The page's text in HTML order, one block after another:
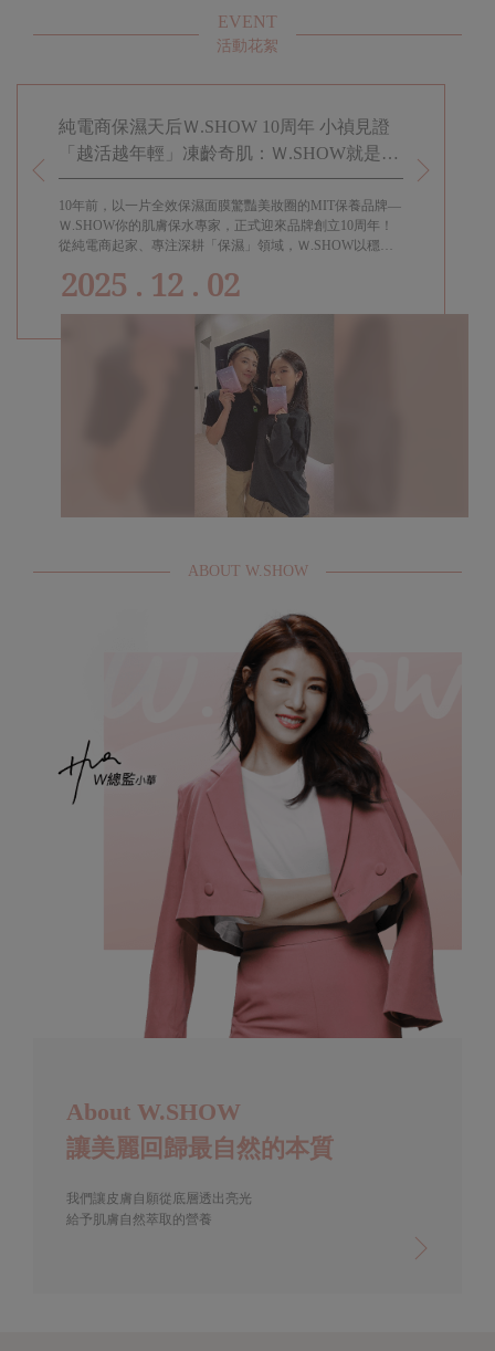
EVENT
活動花絮
純電商保濕天后Ｗ.SHOW 10周年 小禎見證
「越活越年輕」凍齡奇肌：Ｗ.SHOW就是給
女兒的傳家寶
10年前，以一片全效保濕面膜驚豔美妝圈的MIT保養品牌—
Ｗ.SHOW你的肌膚保水專家，正式迎來品牌創立10周年！
從純電商起家、專注深耕「保濕」領域，Ｗ.SHOW以穩定
言人小禎見證品牌十年蛻變的美麗歷程，她自2015年代言至
2025 . 12 . 02
ABOUT W.SHOW
About W.SHOW
讓美麗回歸最自然的本質
我們讓皮膚自願從底層透出亮光
給予肌膚自然萃取的營養